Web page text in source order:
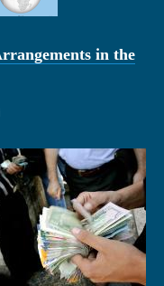
in the